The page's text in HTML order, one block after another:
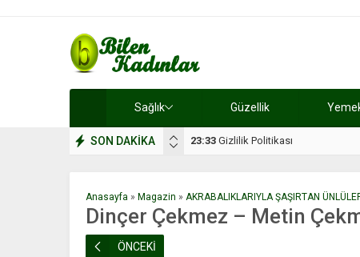
Sağlık Güzellik
SON DAKİKA 17:08 Dilan, düğününe 5 gün kala
Anasayfa » Magazin » AKRABALIKLARIYLA ŞAŞIRTAN
Dinçer Çekmez – Metin
ÖNCEKİ